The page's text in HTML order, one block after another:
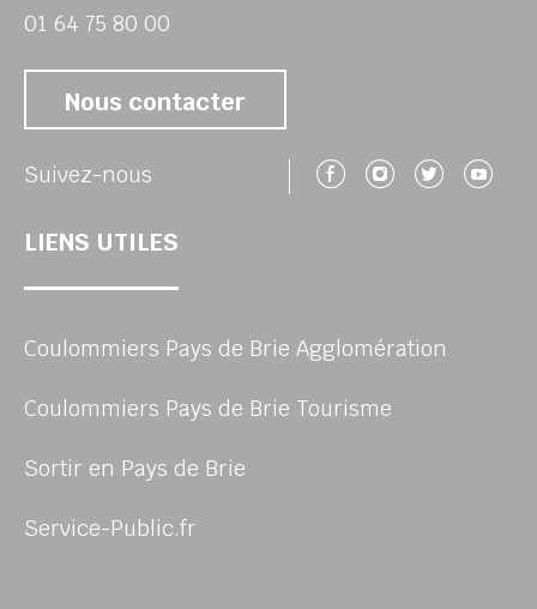
01 64 75 80 00
Nous contacter
Suivez-nous Suivez-nous
Suivez-
LIENS UTILES
Coulommiers Pays de Brie Agglomération
Coulommiers Pays de Brie Tourisme
Sortir en Pays de Brie
Service-Public.fr